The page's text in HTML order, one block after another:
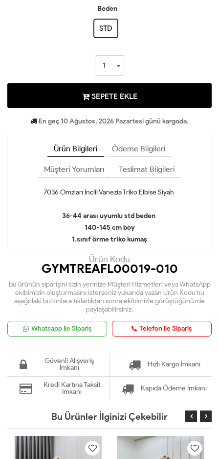
Beden
STD
SEPETE EKLE
En geç 10 Ağustos, 2026 Pazartesi günü kargoda.
Ürün Bilgileri Ödeme Bilgileri
Müşteri Yorumları Teslimat Bilgileri
7036 Omzları İncili Vanezia Triko Elbise Siyah
36-44 arası uyumlu std beden
140-145 cm boy
1.sınıf örme triko kumaş
Ürün Kodu
GYMTREAFL00019-010
Bu ürünün siparişini sizin yerinize Müşteri Hizmetleri veya WhatsApp
ekibimizin oluşturmasını isterseniz yukarıda yazan Ürün Kodu'nu
aşağıdaki butonlara tıkladıktan sonra ekibimizle görüştüğünüzde
paylaşabilirsiniz.
Whatsapp ile Sipariş Telefon ile Sipariş
Güvenli Alışveriş
İmkanı
Hızlı Kargo İmkanı
Kredi Kartına Taksit
İmkanı
Kapıda Ödeme İmkanı
Bu Ürünler İlginizi Çekebilir